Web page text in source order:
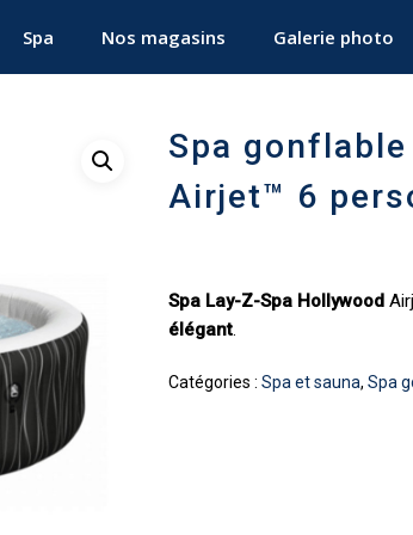
Spa Nos magasins Galerie photo
Spa
Airjet™ 6
Spa Lay-Z-Spa Hollywood
élégant.
Catégories :Spa et sauna,Spa